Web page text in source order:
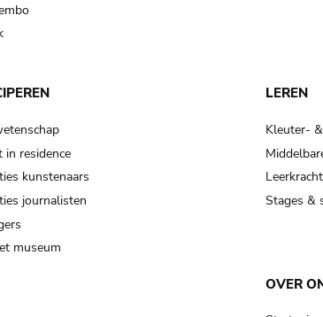
in residence
kunstenaars
journalisten
museum
LEREN
Kleuter-
Stages &
OVER